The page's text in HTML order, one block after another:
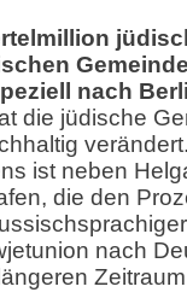
nach
die jüdische
ist neben
die den
nach